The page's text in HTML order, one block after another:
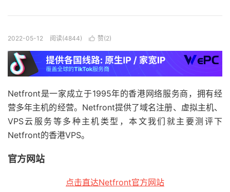
2022-05-12 阅读(4844)  赞(2)
Netfront是一家成立于1995年的香港网络服务商，拥有经
营多年主机的经营。Netfront提供了域名注册、虚拟主机、
VPS云服务等多种主机类型，本文我们就主要测评下
Netfront的香港VPS。
官方网站
点击直达Netfront官方网站